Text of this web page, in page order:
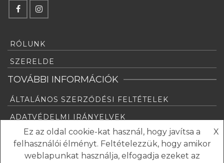
RÓLUNK
SZERELDE
TOVÁBBI INFORMÁCIÓK
ÁLTALÁNOS SZERZŐDÉSI FELTÉTELEK
ADATVÉDELMI IRÁNYELVEK
GYAKRAN ISMÉTELT KÉRDÉSEK
Ez az oldal cookie-kat használ, hogy javítsa a
felhasználói élményt. Feltételezzük, hogy amikor
weblapunkat használja, elfogadja ezeket az
X